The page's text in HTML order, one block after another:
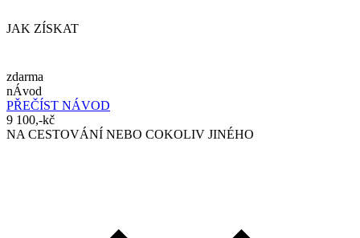
JAK ZÍSKAT
zdarma
nÁvod
PŘEČÍST NÁVOD
9 100,-kč
NA CESTOVÁNÍ NEBO COKOLIV JINÉHO